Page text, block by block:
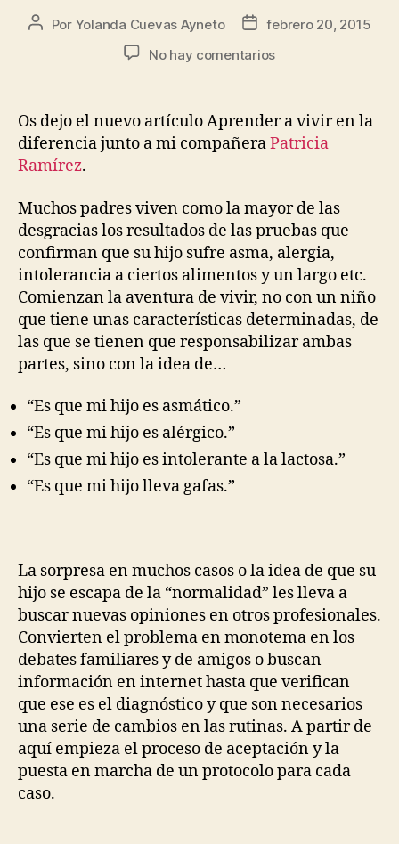
Por Yolanda Cuevas Ayneto
febrero 20, 2015
No hay comentarios
Os dejo el nuevo artículo Aprender a vivir en la
diferencia junto a mi compañeraPatricia
Ramírez.
Muchos padres viven como la mayor de las
desgracias los resultados de las pruebas que
confirman que su hijo sufre asma, alergia,
intolerancia a ciertos alimentos y un largo etc.
Comienzan la aventura de vivir, no con un niño
que tiene unas características determinadas, de
las que se tienen que responsabilizar ambas
partes, sino con la idea de…
“Es que mi hijo es asmático.”
“Es que mi hijo es alérgico.”
“Es que mi hijo es intolerante a la lactosa.”
“Es que mi hijo lleva gafas.”
La sorpresa en muchos casos o la idea de que su
hijo se escapa de la “normalidad” les lleva a
buscar nuevas opiniones en otros profesionales.
Convierten el problema en monotema en los
debates familiares y de amigos o buscan
información en internet hasta que verifican
que ese es el diagnóstico y que son necesarios
una serie de cambios en las rutinas. A partir de
aquí empieza el proceso de aceptación y la
puesta en marcha de un protocolo para cada
caso.